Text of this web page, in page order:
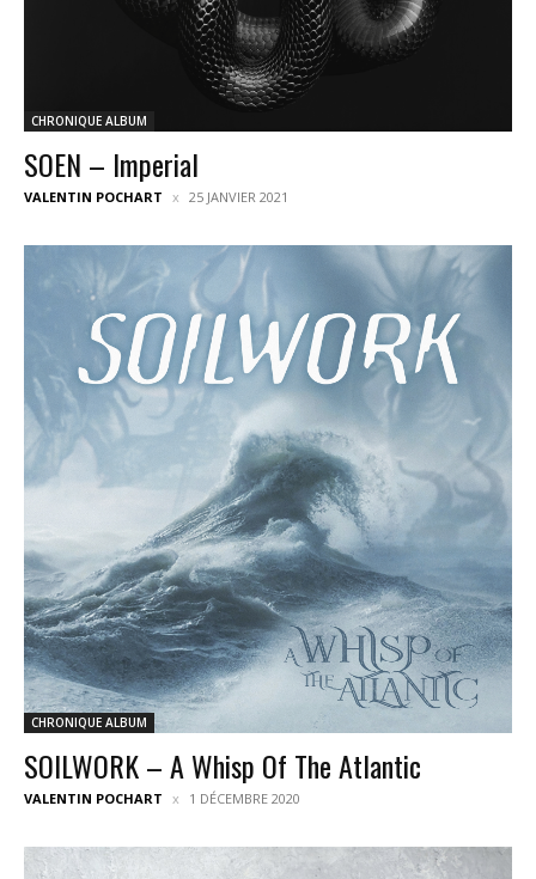
CHRONIQUE ALBUM
SOEN – Imperial
VALENTIN POCHART 25 JANVIER 2021
CHRONIQUE ALBUM
SOILWORK – A Whisp Of The Atlantic
VALENTIN POCHART 1 DÉCEMBRE 2020